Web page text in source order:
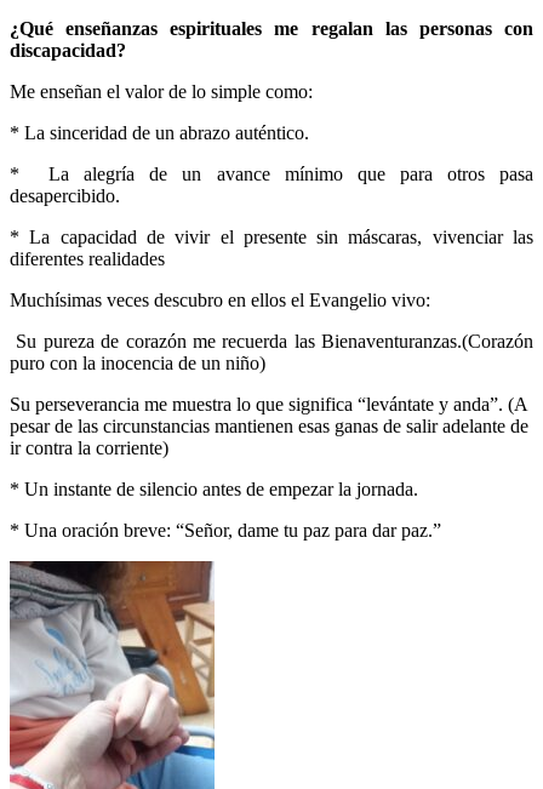
¿Qué enseñanzas espirituales me regalan las personas con
discapacidad?
Me enseñan el valor de lo simple como:
* La sinceridad de un abrazo auténtico.
* La alegría de un avance mínimo que para otros pasa
desapercibido.
* La capacidad de vivir el presente sin máscaras, vivenciar las
diferentes realidades
Muchísimas veces descubro en ellos el Evangelio vivo:
Su pureza de corazón me recuerda las Bienaventuranzas.(Corazón
puro con la inocencia de un niño)
Su perseverancia me muestra lo que significa “levántate y anda”. (A
pesar de las circunstancias mantienen esas ganas de salir adelante de
ir contra la corriente)
* Un instante de silencio antes de empezar la jornada.
* Una oración breve: “Señor, dame tu paz para dar paz.”